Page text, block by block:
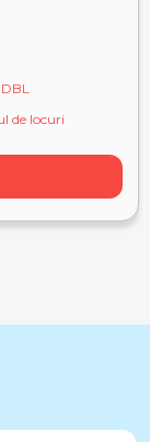
de locuri